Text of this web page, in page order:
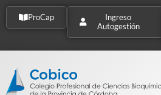
ProCap
Ingreso
Autogestión